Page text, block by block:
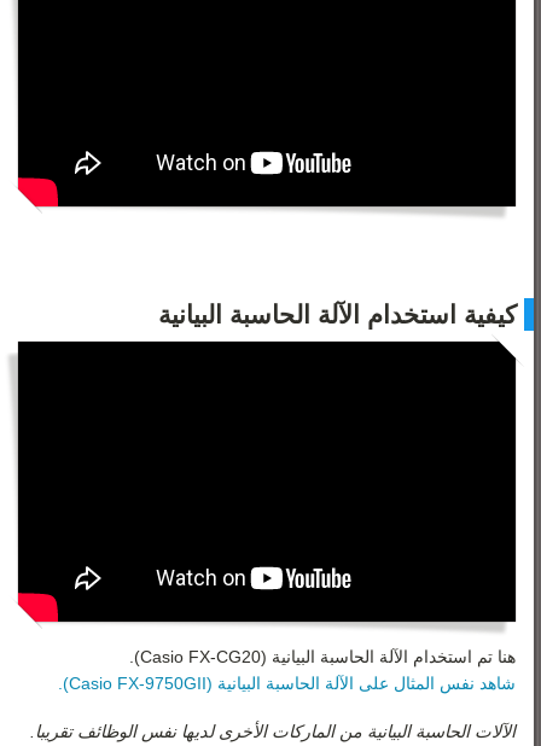
كيفية استخدام الآلة الحاسبة البيانية
هنا تم استخدام الآلة الحاسبة البيانية (Casio FX-CG20).
شاهد نفس المثال على الآلة الحاسبة البيانية (Casio FX-9750GII).
الآلات الحاسبة البيانية من الماركات الأخرى لديها نفس الوظائف تقريبا.